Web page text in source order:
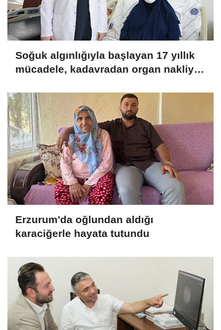
Soğuk algınlığıyla başlayan 17 yıllık
mücadele, kadavradan organ nakliyle
Erzurum'da oğlundan aldığı
karaciğerle hayata tutundu